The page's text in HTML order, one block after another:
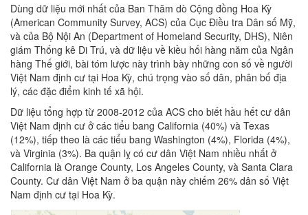
Dùng dữ liệu mới nhất của Ban Thăm dò Cộng đồng Hoa Kỳ
(American Community Survey, ACS) của Cục Điều tra Dân số Mỹ,
và của Bộ Nội An (Department of Homeland Security, DHS), Niên
giám Thống kê Di Trú, và dữ liệu về kiều hối hàng năm của Ngân
hàng Thế giới, bài tóm lược này trình bày những con số về người
Việt Nam định cư tại Hoa Kỳ, chú trọng vào số dân, phân bố địa
lý, các đặc điểm kinh tế xã hội.
Dữ liệu tổng hợp từ 2008-2012 của ACS cho biết hầu hết cư dân
Việt Nam định cư ở các tiểu bang California (40%) và Texas
(12%), tiếp theo là các tiểu bang Washington (4%), Florida (4%),
và Virginia (3%). Ba quận lỵ có cư dân Việt Nam nhiều nhất ở
California là Orange County, Los Angeles County, và Santa Clara
County. Cư dân Việt Nam ở ba quận này chiếm 26% dân số Việt
Nam định cư tại Hoa Kỳ.